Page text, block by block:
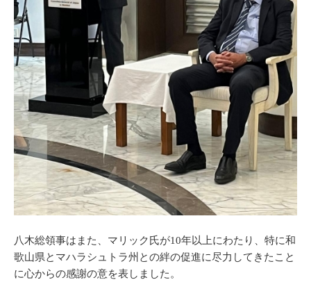
八木総領事はまた、マリック氏が10年以上にわたり、特に和
歌山県とマハラシュトラ州との絆の促進に尽力してきたこと
に心からの感謝の意を表しました。